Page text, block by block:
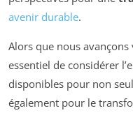
avenir durable.
Alors que nous
essentiel de considérer
disponibles pour non
également pour le